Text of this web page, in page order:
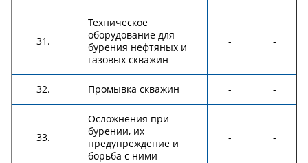
31.
Техническое
оборудование для
бурения нефтяных и
газовых скважин
- -
32. Промывка скважин - -
33.
Осложнения при
бурении, их
предупреждение и
борьба с ними
- -